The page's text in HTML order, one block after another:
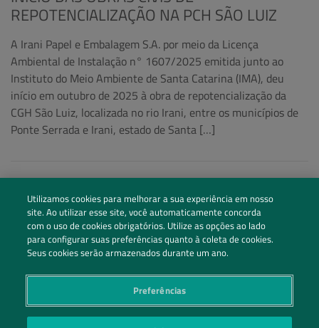
REPOTENCIALIZAÇÃO NA PCH SÃO LUIZ
A Irani Papel e Embalagem S.A. por meio da Licença
Ambiental de Instalação n° 1607/2025 emitida junto ao
Instituto do Meio Ambiente de Santa Catarina (IMA), deu
início em outubro de 2025 à obra de repotencialização da
CGH São Luiz, localizada no rio Irani, entre os municípios de
Ponte Serrada e Irani, estado de Santa […]
Siga nossas redes sociais
Utilizamos cookies para melhorar a sua experiência em nosso
site. Ao utilizar esse site, você automaticamente concorda
com o uso de cookies obrigatórios. Utilize as opções ao lado
para configurar suas preferências quanto à coleta de cookies.
Seus cookies serão armazenados durante um ano.
Preferências